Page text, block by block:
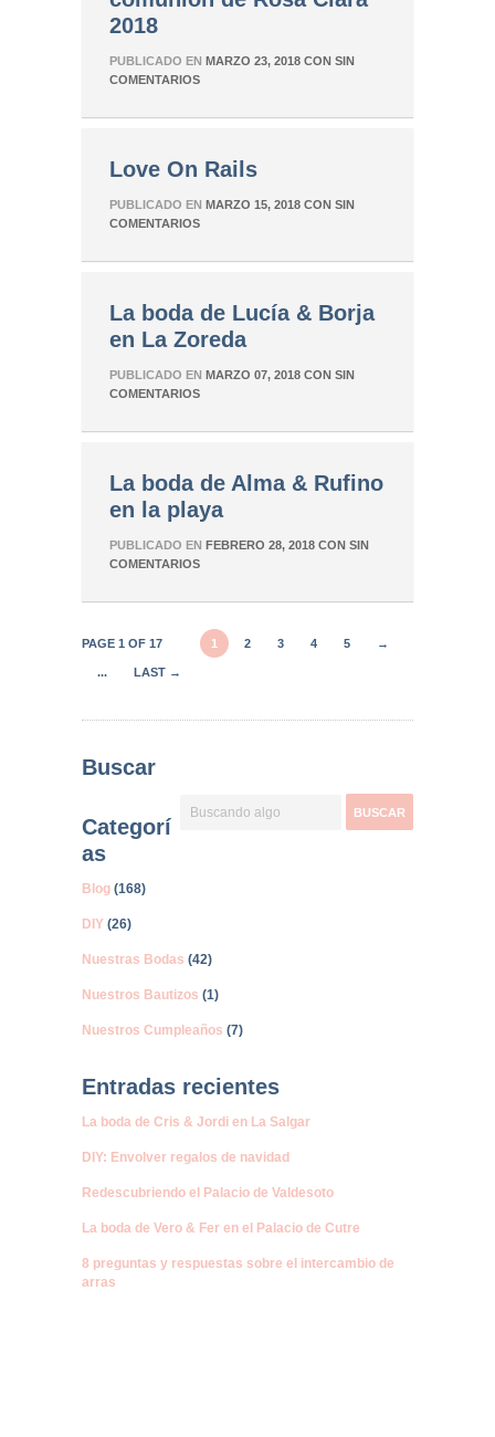
2018
PUBLICADO EN MARZO 23, 2018 CON SIN
COMENTARIOS
Love On Rails
PUBLICADO EN MARZO 15, 2018 CON SIN
COMENTARIOS
La boda de Lucía & Borja
en La Zoreda
PUBLICADO EN MARZO 07, 2018 CON SIN
COMENTARIOS
La boda de Alma & Rufino
en la playa
PUBLICADO EN FEBRERO 28, 2018 CON SIN
COMENTARIOS
PAGE 1 OF 17 1 2 3 4 5 →
... LAST →
Buscar
Categorí
as
Blog (168)
DIY (26)
Nuestras Bodas (42)
Nuestros Bautizos (1)
Nuestros Cumpleaños (7)
Entradas recientes
La boda de Cris & Jordi en La Salgar
DIY: Envolver regalos de navidad
Redescubriendo el Palacio de Valdesoto
La boda de Vero & Fer en el Palacio de Cutre
8 preguntas y respuestas sobre el intercambio de
arras